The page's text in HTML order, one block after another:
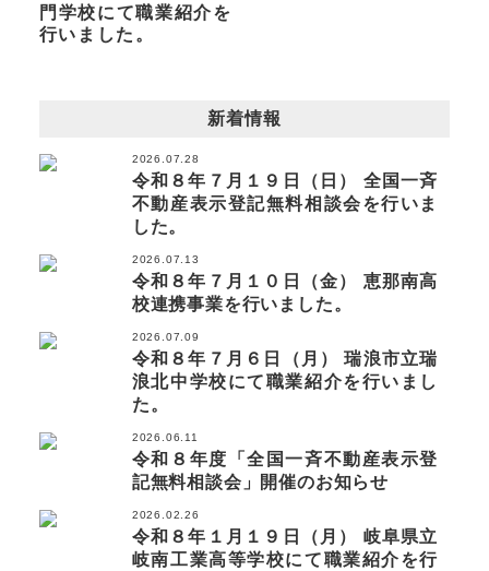
門学校にて職業紹介を
行いました。
新着情報
2026.07.28
令和８年７月１９日（日） 全国一斉
不動産表示登記無料相談会を行いま
した。
2026.07.13
令和８年７月１０日（金） 恵那南高
校連携事業を行いました。
2026.07.09
令和８年７月６日（月） 瑞浪市立瑞
浪北中学校にて職業紹介を行いまし
た。
2026.06.11
令和８年度「全国一斉不動産表示登
記無料相談会」開催のお知らせ
2026.02.26
令和８年１月１９日（月） 岐阜県立
岐南工業高等学校にて職業紹介を行